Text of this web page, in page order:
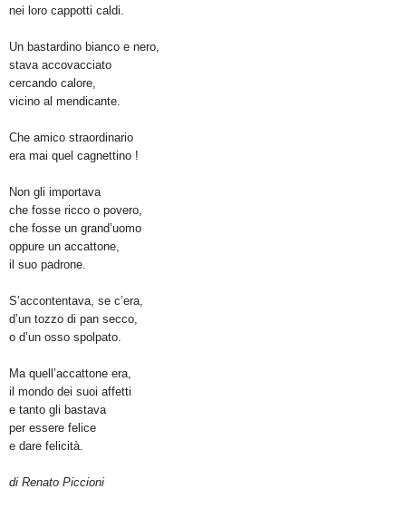
nei loro cappotti caldi.
Un bastardino bianco e nero,
stava accovacciato
cercando calore,
vicino al mendicante.
Che amico straordinario
era mai quel cagnettino !
Non gli importava
che fosse ricco o povero,
che fosse un grand’uomo
oppure un accattone,
il suo padrone.
S’accontentava, se c’era,
d’un tozzo di pan secco,
o d’un osso spolpato.
Ma quell’accattone era,
il mondo dei suoi affetti
e tanto gli bastava
per essere felice
e dare felicità.
di Renato Piccioni